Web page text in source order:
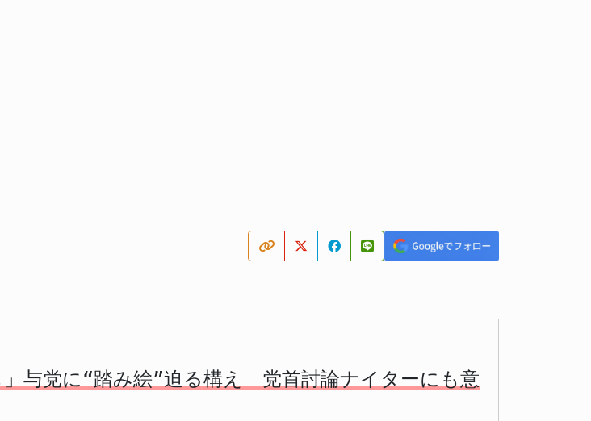
与党に“踏み絵”迫る構え 党首討論ナイターにも意